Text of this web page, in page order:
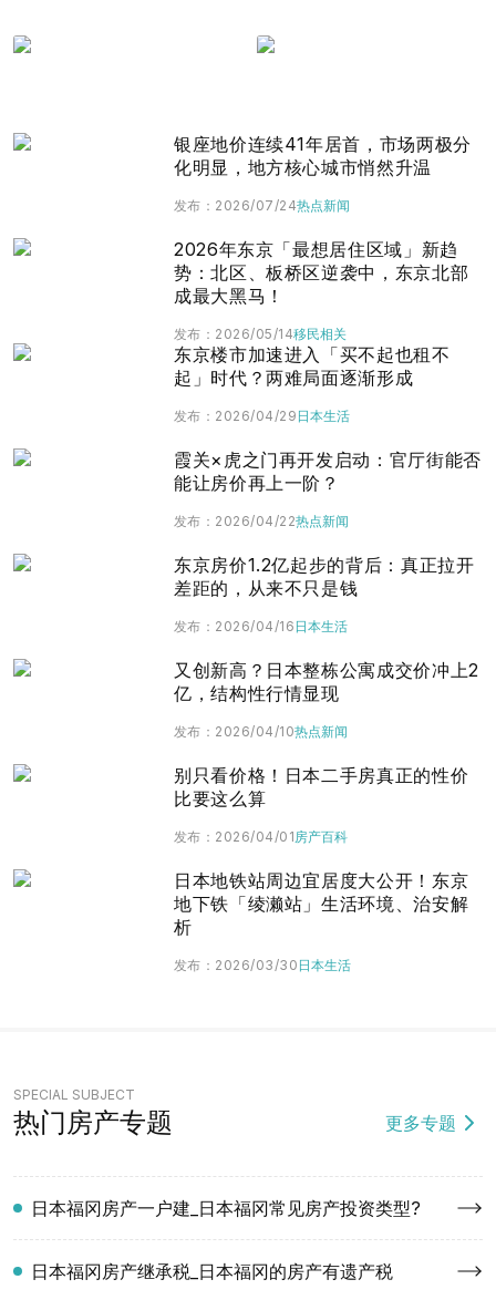
银座地价连续41年居首，市场两极分
化明显，地方核心城市悄然升温
发布 ： 2026/07/24热点新闻
2026年东京「最想居住区域」新趋
势：北区、板桥区逆袭中，东京北部
成最大黑马！
发布 ： 2026/05/14移民相关
东京楼市加速进入「买不起也租不
起」时代？两难局面逐渐形成
发布 ： 2026/04/29 日本生活
霞关×虎之门再开发启动：官厅街能否
能让房价再上一阶？
发布 ： 2026/04/22热点新闻
东京房价1.2亿起步的背后：真正拉开
差距的，从来不只是钱
发布 ： 2026/04/16 日本生活
又创新高？日本整栋公寓成交价冲上2
亿，结构性行情显现
发布 ： 2026/04/10热点新闻
别只看价格！日本二手房真正的性价
比要这么算
发布 ： 2026/04/01房产百科
日本地铁站周边宜居度大公开！东京
地下铁「绫濑站」生活环境、治安解
析
发布 ： 2026/03/30 日本生活
SPECIAL SUBJECT
热门房产专题 更多专题
日本福冈房产一户建_日本福冈常见房产投资类型?
日本福冈房产继承税_日本福冈的房产有遗产税